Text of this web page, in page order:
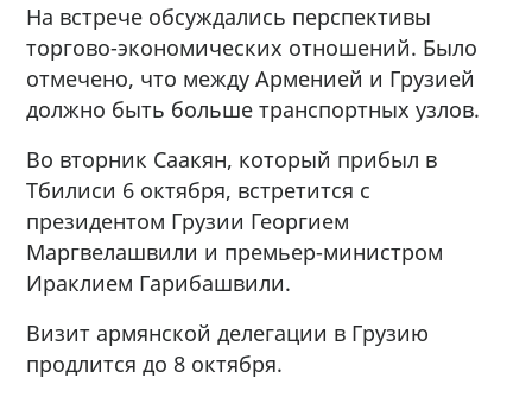
На встрече обсуждались перспективы
торгово-экономических отношений. Было
отмечено, что между Арменией и Грузией
должно быть больше транспортных узлов.
Во вторник Саакян, который прибыл в
Тбилиси 6 октября, встретится с
президентом Грузии Георгием
Маргвелашвили и премьер-министром
Ираклием Гарибашвили.
Визит армянской делегации в Грузию
продлится до 8 октября.